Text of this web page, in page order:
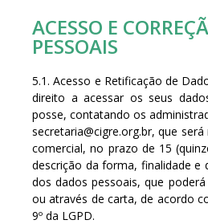
ACESSO E
PESSOAIS
5.1. Acesso e Retificação de
direito a acessar os seus
posse, contatando os
secretaria@cigre.org.br, que
comercial, no prazo de 15
descrição da forma, finalidade e
dos dados pessoais, que
ou através de carta, de acordo
9º da LGPD.